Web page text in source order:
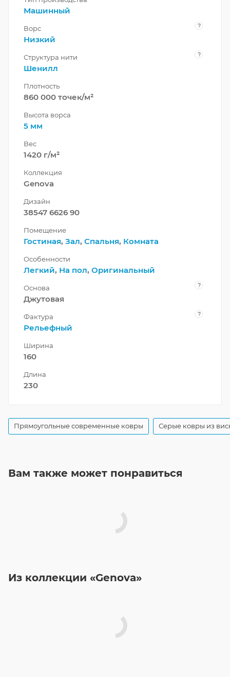
Машинный
Ворс ?
Низкий
Структура нити ?
Шенилл
Плотность
860 000 точек/м²
Высота ворса
5 мм
Вес
1420 г/м²
Коллекция
Genova
Дизайн
38547 6626 90
Помещение
Гостиная, Зал, Спальня, Комната
Особенности
Легкий, На пол, Оригинальный
Основа ?
Джутовая
Фактура ?
Рельефный
Ширина
160
Длина
230
Прямоугольные современные ковры Серые ковры из
Вам также может понравиться
Из коллекции «Genova»